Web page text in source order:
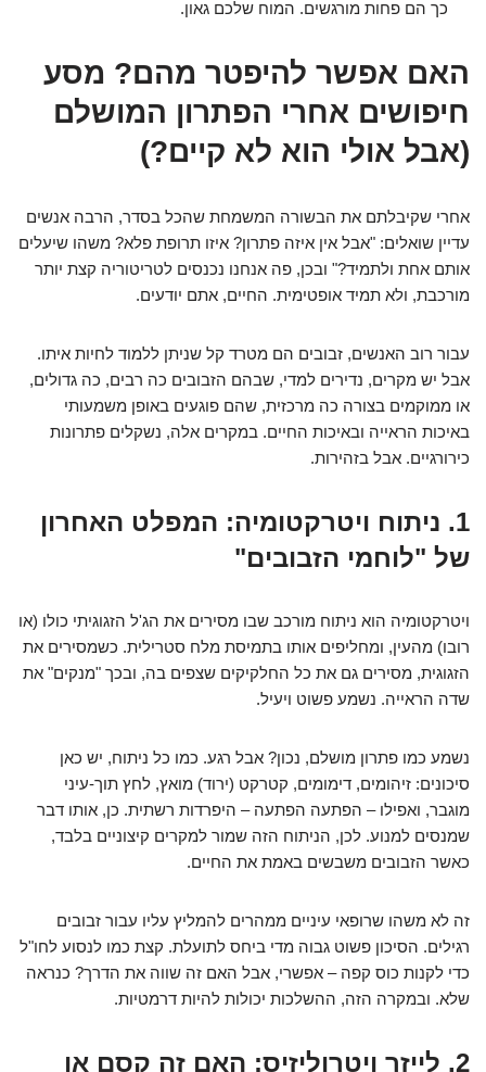
כך הם פחות מורגשים. המוח שלכם גאון.
האם אפשר להיפטר מהם? מסע
חיפושים אחרי הפתרון המושלם
(אבל אולי הוא לא קיים?)
אחרי שקיבלתם את הבשורה המשמחת שהכל בסדר, הרבה אנשים
עדיין שואלים: "אבל אין איזה פתרון? איזו תרופת פלא? משהו שיעלים
אותם אחת ולתמיד?" ובכן, פה אנחנו נכנסים לטריטוריה קצת יותר
מורכבת, ולא תמיד אופטימית. החיים, אתם יודעים.
עבור רוב האנשים, זבובים הם מטרד קל שניתן ללמוד לחיות איתו.
אבל יש מקרים, נדירים למדי, שבהם הזבובים כה רבים, כה גדולים,
או ממוקמים בצורה כה מרכזית, שהם פוגעים באופן משמעותי
באיכות הראייה ובאיכות החיים. במקרים אלה, נשקלים פתרונות
כירורגיים. אבל בזהירות.
1. ניתוח ויטרקטומיה: המפלט האחרון
של "לוחמי הזבובים"
ויטרקטומיה הוא ניתוח מורכב שבו מסירים את הג'ל הזגוגיתי כולו (או
רובו) מהעין, ומחליפים אותו בתמיסת מלח סטרילית. כשמסירים את
הזגוגית, מסירים גם את כל החלקיקים שצפים בה, ובכך "מנקים" את
שדה הראייה. נשמע פשוט ויעיל.
נשמע כמו פתרון מושלם, נכון? אבל רגע. כמו כל ניתוח, יש כאן
סיכונים: זיהומים, דימומים, קטרקט (ירוד) מואץ, לחץ תוך-עיני
מוגבר, ואפילו – הפתעה הפתעה – היפרדות רשתית. כן, אותו דבר
שמנסים למנוע. לכן, הניתוח הזה שמור למקרים קיצוניים בלבד,
כאשר הזבובים משבשים באמת את החיים.
זה לא משהו שרופאי עיניים ממהרים להמליץ עליו עבור זבובים
רגילים. הסיכון פשוט גבוה מדי ביחס לתועלת. קצת כמו לנסוע לחו"ל
כדי לקנות כוס קפה – אפשרי, אבל האם זה שווה את הדרך? כנראה
שלא. ובמקרה הזה, ההשלכות יכולות להיות דרמטיות.
2. לייזר ויטרוליזיס: האם זה קסם או